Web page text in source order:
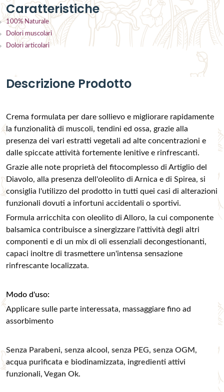
Caratteristiche
100% Naturale
Dolori muscolari
Dolori articolari
Descrizione Prodotto
Crema formulata per dare sollievo e migliorare rapidamente
la funzionalità di muscoli, tendini ed ossa, grazie alla
presenza dei vari estratti vegetali ad alte concentrazioni e
dalle spiccate attività fortemente lenitive e rinfrescanti.
Grazie alle note proprietà del fitocomplesso di Artiglio del
Diavolo, alla presenza dell'oleolito di Arnica e di Spirea, si
consiglia l'utilizzo del prodotto in tutti quei casi di alterazioni
funzionali dovuti a infortuni accidentali o sportivi.
​​​​​Formula arricchita con oleolito di Alloro, la cui componente
balsamica contribuisce a sinergizzare l'attività degli altri
componenti e di un mix di oli essenziali decongestionanti,
capaci inoltre di trasmettere un'intensa sensazione
rinfrescante localizzata.
Modo d'uso:
Applicare sulle parte interessata, massaggiare fino ad
assorbimento
Senza Parabeni, senza alcool, senza PEG, senza OGM,
acqua purificata e biodinamizzata, ingredienti attivi
funzionali, Vegan Ok.